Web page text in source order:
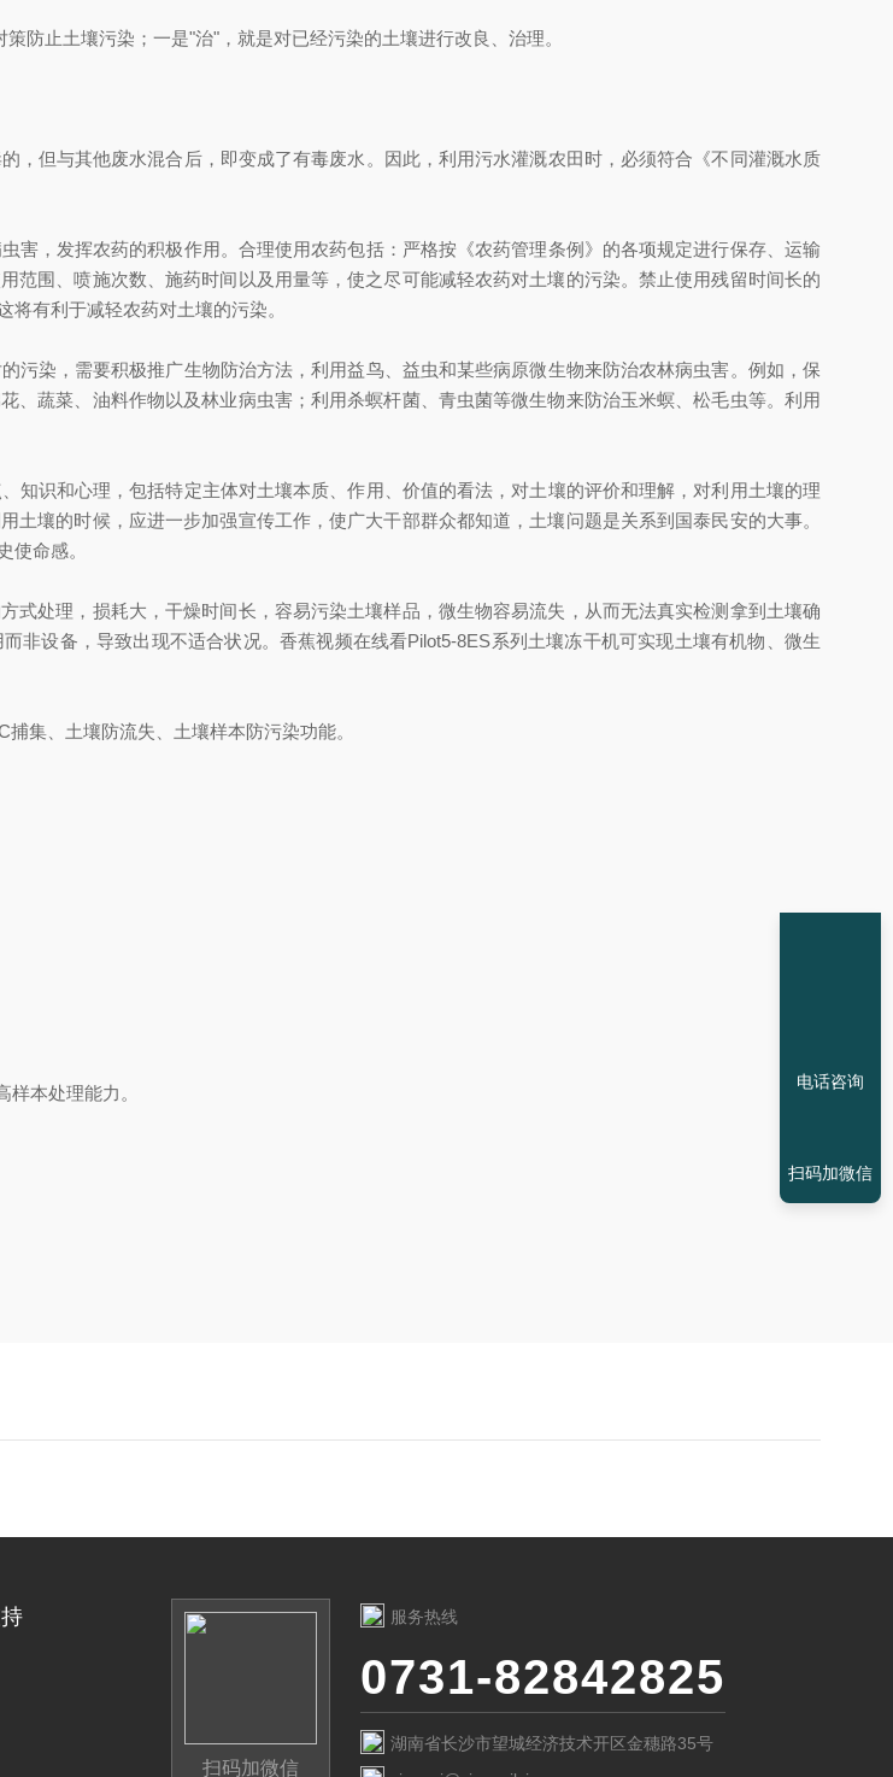
防止土壤污染；一是"治"，就是对已经污染的土壤进行改良、治理。
，但与其他废水混合后，即变成了有毒废水。因此，利用污水灌溉农田时，必须符合《不同灌溉水质
害，发挥农药的积极作用。合理使用农药包括：严格按《农药管理条例》的各项规定进行保存、运输
围、喷施次数、施药时间以及用量等，使之尽可能减轻农药对土壤的污染。禁止使用残留时间长的
有利于减轻农药对土壤的污染。
污染，需要积极推广生物防治方法，利用益鸟、益虫和某些病原微生物来防治农林病虫害。例如，保
蔬菜、油料作物以及林业病虫害；利用杀螟杆菌、青虫菌等微生物来防治玉米螟、松毛虫等。利用
知识和心理，包括特定主体对土壤本质、作用、价值的看法，对土壤的评价和理解，对利用土壤的理
壤的时候，应进一步加强宣传工作，使广大干部群众都知道，土壤问题是关系到国泰民安的大事。
使命感。
处理，损耗大，干燥时间长，容易污染土壤样品，微生物容易流失，从而无法真实检测拿到土壤确
非设备，导致出现不适合状况。香蕉视频在线看Pilot5-8ES系列土壤冻干机可实现土壤有机物、微生
集、土壤防流失、土壤样本防污染功能。
本处理能力。
扫码加微信
服务热线
0731-82842825
湖南省长沙市望城经济技术开区金穗路35号
电话咨询
扫码加微信